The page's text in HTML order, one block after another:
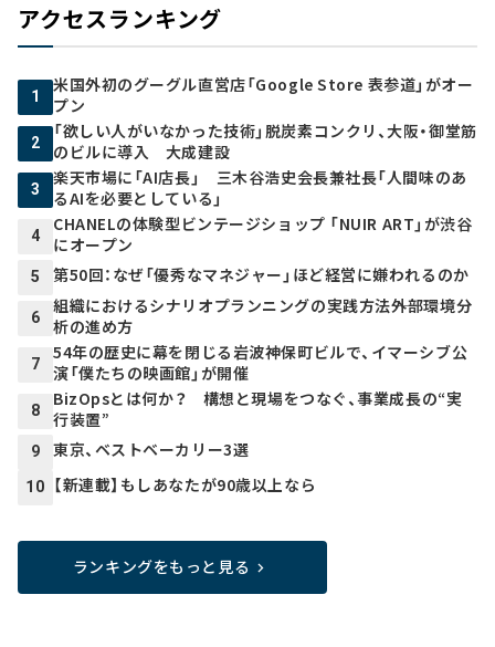
アクセスランキング
1
米国外初のグーグル直営店「Google Store 表参道」がオー
プン
2
「欲しい人がいなかった技術」脱炭素コンクリ、大阪・御堂筋
のビルに導入 大成建設
3
楽天市場に「AI店長」 三木谷浩史会長兼社長「人間味のあ
るAIを必要としている」
4
CHANELの体験型ビンテージショップ 「NUIR ART」が渋谷
にオープン
5 第50回：なぜ「優秀なマネジャー」ほど経営に嫌われるのか
6
組織におけるシナリオプランニングの実践方法――外部環境分
析の進め方
7
54年の歴史に幕を閉じる岩波神保町ビルで、イマーシブ公
演「僕たちの映画館」が開催
8
BizOpsとは何か？ 構想と現場をつなぐ、事業成長の“実
行装置”
9 東京、ベストベーカリー3選
10 【新連載】もしあなたが90歳以上なら
ランキングをもっと見る